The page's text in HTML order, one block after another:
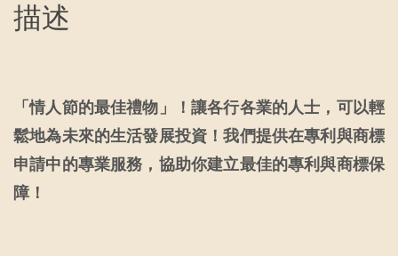
描述
「情人節的最佳禮物」！讓各行各業的人士，可以輕
鬆地為未來的生活發展投資！我們提供在專利與商標
申請中的專業服務，協助你建立最佳的專利與商標保
障！